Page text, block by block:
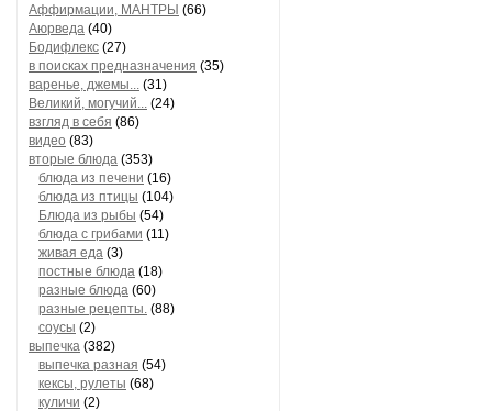
Аффирмации, МАНТРЫ (66)
Аюрведа (40)
Бодифлекс (27)
в поисках предназначения (35)
варенье, джемы... (31)
Великий, могучий... (24)
взгляд в себя (86)
видео (83)
вторые блюда (353)
блюда из печени (16)
блюда из птицы (104)
Блюда из рыбы (54)
блюда с грибами (11)
живая еда (3)
постные блюда (18)
разные блюда (60)
разные рецепты. (88)
соусы (2)
выпечка (382)
выпечка разная (54)
кексы, рулеты (68)
куличи (2)